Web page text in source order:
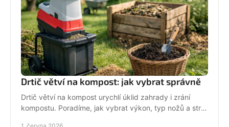
Drtič větví na kompost: jak vybrat správně
Drtič větví na kompost urychlí úklid zahrady i zrání
kompostu. Poradíme, jak vybrat výkon, typ nožů a stroj